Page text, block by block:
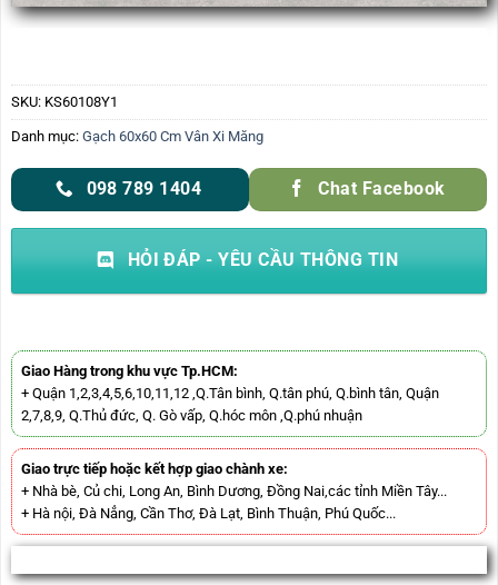
SKU: KS60108Y1
Danh mục: Gạch 60x60 Cm Vân Xi Măng
098 789 1404 Chat Facebook
HỎI ĐÁP - YÊU CẦU THÔNG TIN
Giao Hàng trong khu vực Tp.HCM:
+ Quận 1,2,3,4,5,6,10,11,12 ,Q.Tân bình, Q.tân phú, Q.bình tân, Quận
2,7,8,9, Q.Thủ đức, Q. Gò vấp, Q.hóc môn ,Q.phú nhuận
Giao trực tiếp hoặc kết hợp giao chành xe:
+ Nhà bè, Củ chi, Long An, Bình Dương, Đồng Nai,các tỉnh Miền Tây...
+ Hà nội, Đà Nẳng, Cần Thơ, Đà Lạt, Bình Thuận, Phú Quốc...